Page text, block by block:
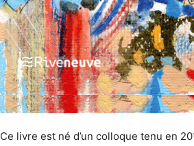
Ce livre est né d’un colloque tenu en